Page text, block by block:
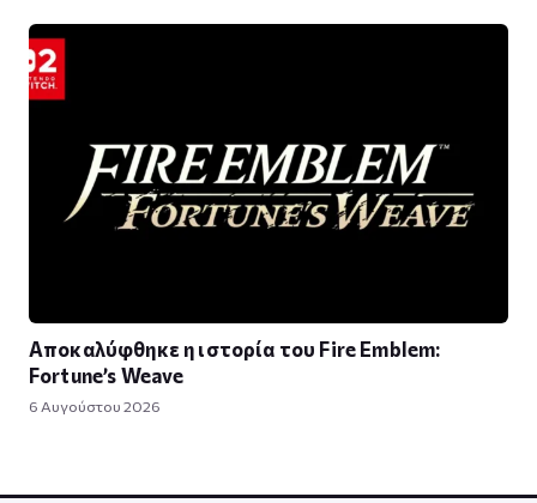
Αποκαλύφθηκε η ιστορία του Fire Emblem:
Fortune’s Weave
6 Αυγούστου 2026